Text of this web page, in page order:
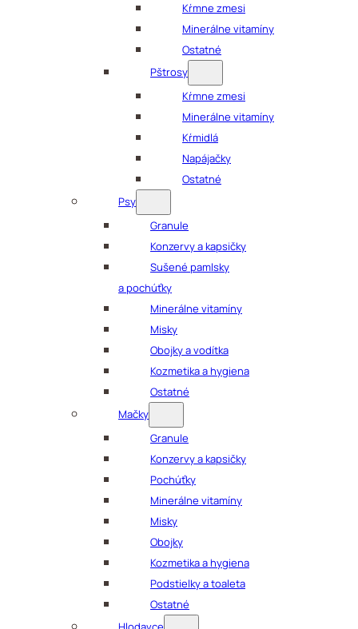
Kŕmne zmesi
Minerálne vitamíny
Ostatné
Pštrosy
Kŕmne zmesi
Minerálne vitamíny
Kŕmidlá
Napájačky
Ostatné
Psy
Granule
Konzervy a kapsičky
Sušené pamlsky
a pochúťky
Minerálne vitamíny
Misky
Obojky a vodítka
Kozmetika a hygiena
Ostatné
Mačky
Granule
Konzervy a kapsičky
Pochúťky
Minerálne vitamíny
Misky
Obojky
Kozmetika a hygiena
Podstielky a toaleta
Ostatné